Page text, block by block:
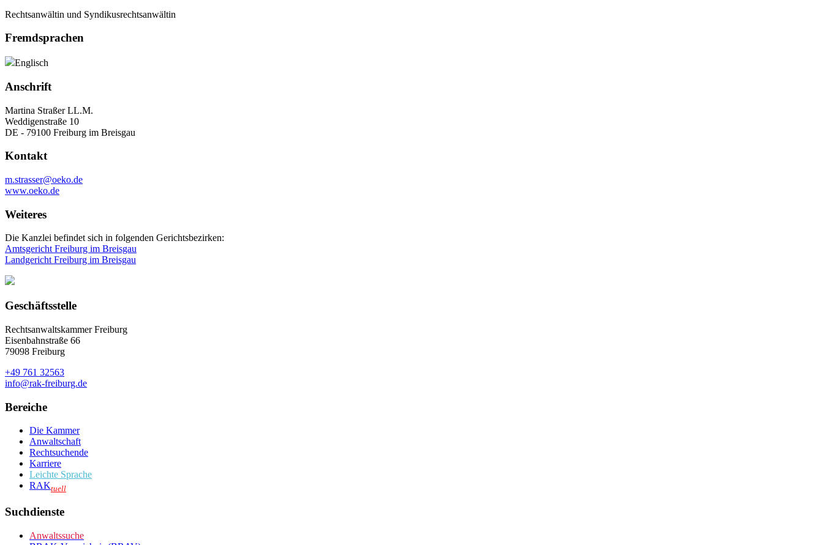
Rechtsanwältin und Syndikusrechtsanwältin
Fremdsprachen
Englisch
Anschrift
Martina Straßer LL.M.
Weddigenstraße 10
DE - 79100 Freiburg im Breisgau
Kontakt
m.strasser@oeko.de
www.oeko.de
Weiteres
Die Kanzlei befindet sich in folgenden Gerichtsbezirken:
Amtsgericht Freiburg im Breisgau
Landgericht Freiburg im Breisgau
Geschäftsstelle
Rechtsanwaltskammer Freiburg
Eisenbahnstraße 66
79098 Freiburg
+49 761 32563
info@rak-freiburg.de
Bereiche
Die Kammer
Anwaltschaft
Rechtsuchende
Karriere
Leichte Sprache
RAKtuell
Suchdienste
Anwaltssuche